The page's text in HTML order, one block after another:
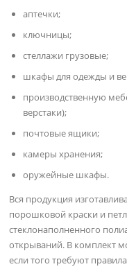
аптечки;
ключницы;
стеллажи грузовые;
шкафы для одежды и
производственную
верстаки);
почтовые ящики;
камеры хранения;
оружейные шкафы.
Вся продукция
порошковой краски и
стеклонаполненного
открываний. В комплект
если того требуют